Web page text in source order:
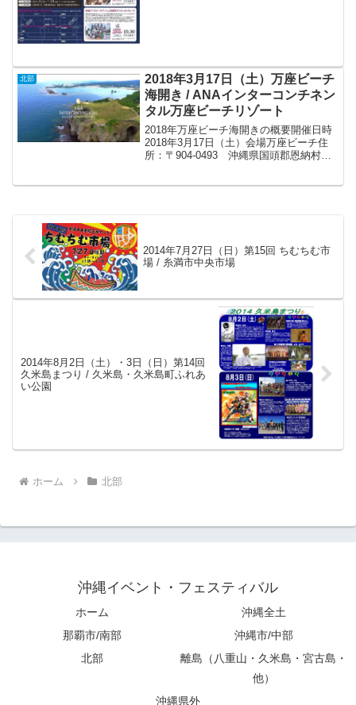
北部
2018年3月17日（土）万座ビーチ
海開き / ANAインターコンチネン
タル万座ビーチリゾート
2018年万座ビーチ海開きの概要開催日時
2018年3月17日（土）会場万座ビーチ住
所：〒904-0493 沖縄県国頭郡恩納村字
2014年7月27日（日）第15回 ちむちむ市
場 / 糸満市中央市場
2014年8月2日（土）・3日（日）第14回
久米島まつり / 久米島・久米島町ふれあ
い公園
ホーム 北部
沖縄イベント・フェスティバル
ホーム
沖縄全土
那覇市/南部
沖縄市/中部
北部
離島（八重山・久米島・宮古島・
他）
沖縄県外